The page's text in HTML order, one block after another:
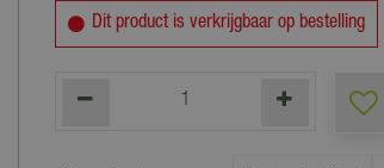
Dit product is verkrijgbaar op bestelling